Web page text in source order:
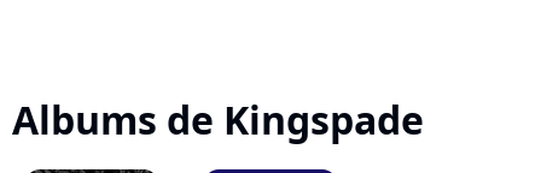
Albums de Kingspade